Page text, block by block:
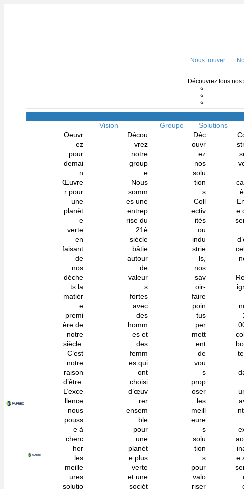
Nous trouver
Découvrez tous
Vision
Oeuvr
ez
pour
demai
n
Œuvre
r pour
une
planèt
e
verte
en
faisant
de
nos
déche
ts la
matièr
e
premi
ère de
notre
siècle.
C’est
notre
raison
d’être.
L’exce
llence
nous
pouss
e à
cherc
her
les
meille
ures
solutio
Groupe
Décou
vrez
notre
group
e
Nous
somm
es une
entrep
rise du
21è
siècle
bâtie
autour
de
valeur
s
fortes
avec
des
homm
es et
des
femm
es qui
ont
choisi
d’œuv
rer
ensem
ble
pour
une
planèt
e plus
verte
et une
sociét
Solutions
Déc
ouvr
ez
nos
solu
tion
s
Coll
ectiv
ités
ou
indu
strie
ls,
nos
sav
oir-
faire
poin
tus
per
mett
ent
de
vou
s
prop
oser
les
meill
eure
s
solu
tion
s
pour
valo
riser
e
e